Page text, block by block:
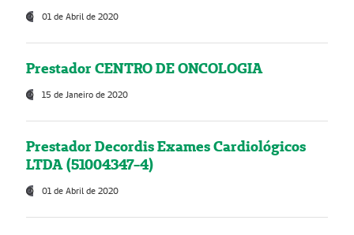
01 de Abril de 2020
Prestador CENTRO DE ONCOLOGIA
15 de Janeiro de 2020
Prestador Decordis Exames Cardiológicos
LTDA (51004347-4)
01 de Abril de 2020